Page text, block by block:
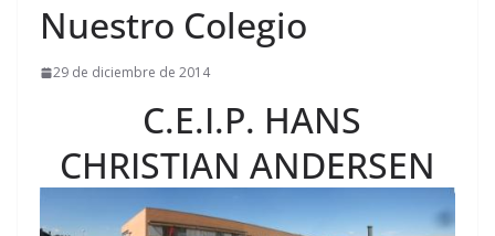
Nuestro Colegio
29 de diciembre de 2014
C.E.I.P. HANS
CHRISTIAN ANDERSEN